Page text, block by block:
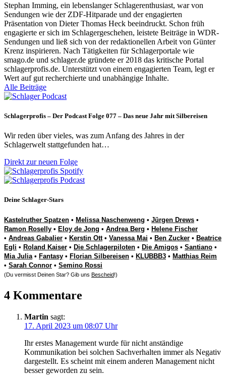
Stephan Imming, ein lebenslanger Schlagerenthusiast, war von
Sendungen wie der ZDF-Hitparade und der engagierten
Präsentation von Dieter Thomas Heck beeindruckt. Schon früh
engagierte er sich im Schlagergeschehen, leistete Beiträge in WDR-
Sendungen und ließ sich von der redaktionellen Arbeit von Günter
Krenz inspirieren. Nach Tätigkeiten für Schlagerportale wie
smago.de und schlager.de gründete er 2018 das kritische Portal
schlagerprofis.de. Unterstützt von einem engagierten Team, legt er
Wert auf gut recherchierte und unabhängige Inhalte.
Alle Beiträge
Schlagerprofis – Der Podcast Folge 077 – Das neue Jahr mit Silbereisen
Wir reden über vieles, was zum Anfang des Jahres in der
Schlagerwelt stattgefunden hat…
Direkt zur neuen Folge
Deine Schlager-Stars
Kastelruther Spatzen • Melissa Naschenweng • Jürgen Drews •
Ramon Roselly • Eloy de Jong • Andrea Berg • Helene Fischer
• Andreas Gabalier • Kerstin Ott• Vanessa Mai • Ben Zucker • Beatrice
Egli • Roland Kaiser • Die Schlagerpiloten • Die Amigos • Santiano •
Mia Julia• Fantasy • Florian Silbereisen • KLUBBB3 • Matthias Reim
• Sarah Connor • Semino Rossi
(Du vermisst Deinen Star? Gib uns Bescheid!)
4 Kommentare
Martin sagt:
17. April 2023 um 08:07 Uhr
Ihr erstes Management wurde für nicht anständige
Kommunikation bei solchen Sachverhalten immer als Negativ
dargestellt. Es scheint mit einem anderen Management nicht
besser geworden zu sein.